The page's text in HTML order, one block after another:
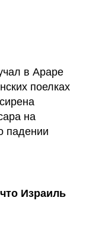
в Араре
поелках
на
падении
Израиль